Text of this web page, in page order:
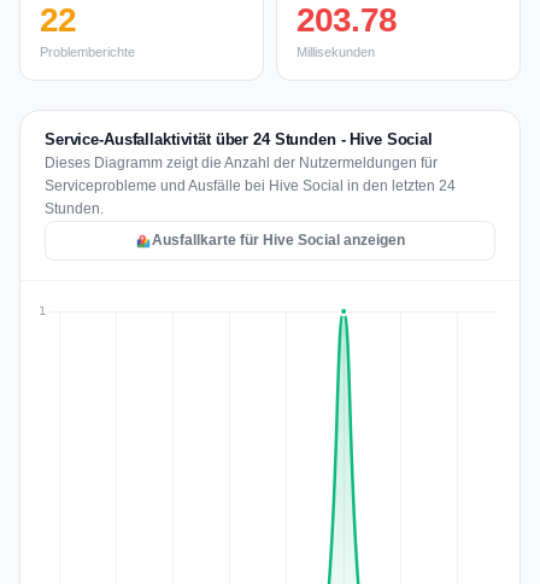
22
Problemberichte
203.78
Millisekunden
Service-Ausfallaktivität über 24 Stunden - Hive Social
Dieses Diagramm zeigt die Anzahl der Nutzermeldungen für
Serviceprobleme und Ausfälle bei Hive Social in den letzten 24
Stunden.
Ausfallkarte für Hive Social anzeigen